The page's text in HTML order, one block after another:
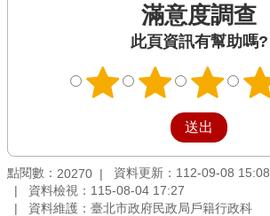
滿意度調查
此頁資訊有幫助嗎?
點閱數： 20270
資料更新：112-09-08 15:08
資料檢視：115-08-04 17:27
資料維護：臺北市政府民政局戶籍行政科